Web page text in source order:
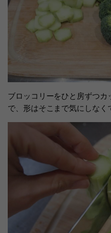
ブロッコリーをひと房ずつ
で、形はそこまで気にしなく